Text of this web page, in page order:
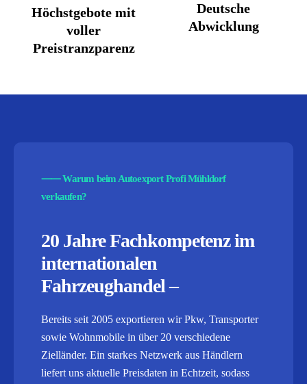
Höchstgebote mit
voller
Preistranzparenz
Deutsche
Abwicklung
⸺Warum beim Autoexport Profi Mühldorf
verkaufen?
20 Jahre Fachkompetenz im
internationalen
Fahrzeughandel –
Bereits seit 2005 exportieren wir Pkw, Transporter
sowie Wohnmobile in über 20 verschiedene
Zielländer. Ein starkes Netzwerk aus Händlern
liefert uns aktuelle Preisdaten in Echtzeit, sodass